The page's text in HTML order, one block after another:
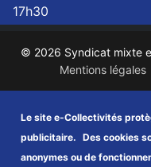
17h30
© 2026 Syndicat mixte
Mentions légales
Protection des
Le site e-Collectivités
publicitaire.
Des cookies
anonymes ou de